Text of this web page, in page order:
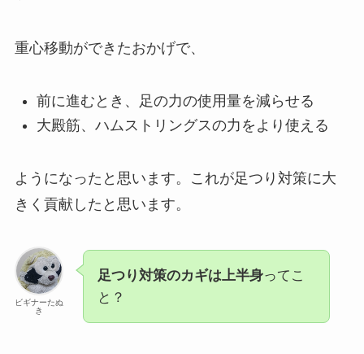
重心移動ができたおかげで、
前に進むとき、足の力の使用量を減らせる
大殿筋、ハムストリングスの力をより使える
ようになったと思います。これが足つり対策に大
きく貢献したと思います。
ビギナーたぬ
き
足つり対策のカギは上半身ってこ
と？